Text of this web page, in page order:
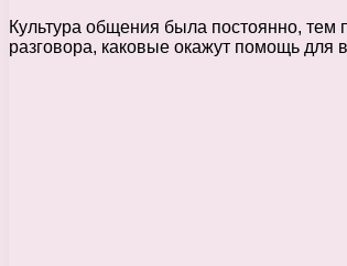
Культура общения была постоянно, тем
разговора, каковые окажут помощь для